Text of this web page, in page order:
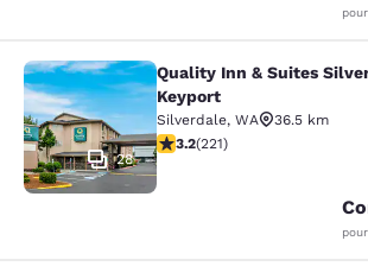
Quality Inn & Suites
28
Quality Inn & Suites
Keyport
Silverdale, WA
36.5 km
3.2 étoiles. Bien. 221
3.2(221)